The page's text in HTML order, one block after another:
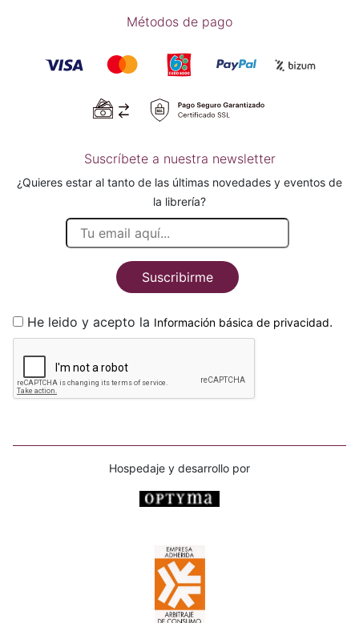
Métodos de pago
Suscríbete a nuestra newsletter
¿Quieres estar al tanto de las últimas novedades y eventos de
la librería?
Suscribirme
He leido y acepto la Información básica de privacidad.
Hospedaje y desarrollo por